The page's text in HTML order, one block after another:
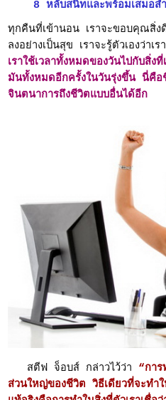
8 หลับสนิทและพร้อมเสมอส
ทุกคืนที่เข้านอน เราจะขอบคุณสิ่
ลงอย่างเป็นสุข เราจะรู้ตัวเองว่าเ
เราใช้เวลาทั้งหมดของวันไปกับสิ่ง
มันทั้งหมดอีกครั้งในวันรุ่งขึ้น นี่คือ
จินตนาการถึงชีวิตแบบอื่นได้อีก
สตีฟ จ็อบส์ กล่าวไว้ว่า “การ
ส่วนใหญ่ของชีวิต วิธีเดียวที่จะทำใ